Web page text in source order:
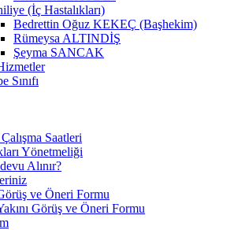
(İç Hastalıkları)
Bedrettin Oğuz KEKEÇ (Başhekim)
Rümeysa ALTINDİŞ
Şeyma SANCAK
Sınıfı
Saatleri
Yönetmeliği
Alınır?
ve Öneri Formu
Görüş ve Öneri Formu